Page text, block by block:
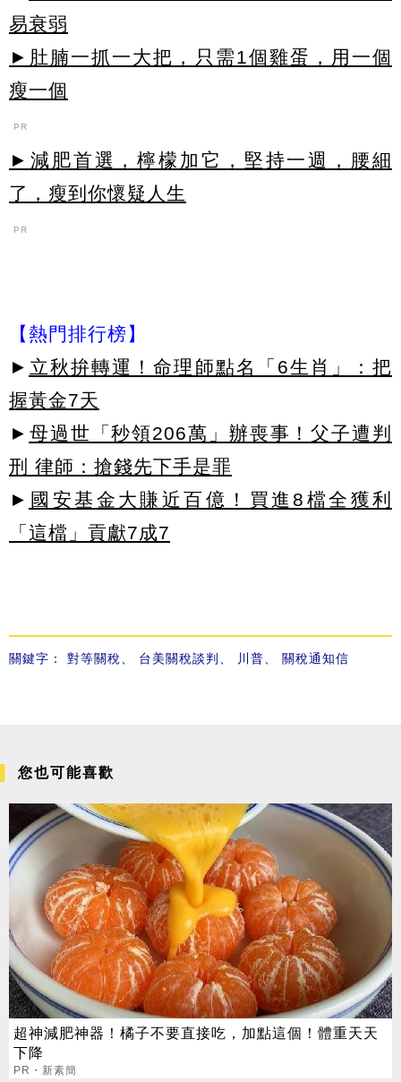
易衰弱
►肚腩一抓一大把，只需1個雞蛋，用一個
瘦一個
PR
►減肥首選，檸檬加它，堅持一週，腰細
了，瘦到你懷疑人生
PR
【熱門排行榜】
► 立秋拚轉運！命理師點名「6生肖」：把
握黃金7天
► 母過世「秒領206萬」辦喪事！父子遭判
刑 律師：搶錢先下手是罪
► 國安基金大賺近百億！買進8檔全獲利
「這檔」貢獻7成7
關鍵字： 對等關稅 台美關稅談判 川普 關稅通知信
您也可能喜歡
超神減肥神器！橘子不要直接吃，加點這個！體重天天
下降
PR・新素簡